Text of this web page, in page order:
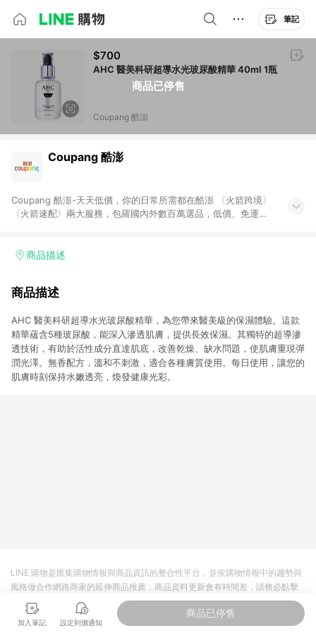
筆記
商品已停售
$700
AHC 醫美科研超導水光玻尿酸精華 40ml 1瓶
Coupang 酷澎
Coupang 酷澎
Coupang 酷澎-天天低價，你的日常所需都在酷澎 〈火箭跨境〉
〈火箭速配〉兩大服務，包羅國內外數百萬選品，低價、免運，
加入WOW會員告別湊免運，火箭速配、火箭跨境優質選品不限金
商品描述
商品描述
AHC 醫美科研超導水光玻尿酸精華，為您帶來醫美級的保濕體驗。這款
精華蘊含5種玻尿酸，能深入滲透肌膚，提供長效保濕。其獨特的超導滲
透技術，有助於活性成分直達肌底，改善乾燥、缺水問題，使肌膚重現彈
潤光澤。無香配方，溫和不刺激，適合各種膚質使用。每日使用，讓您的
肌膚時刻保持水嫩透亮，煥發健康光彩。
加入筆記 設定到價通知
商品已停售
LINE 購物是匯集購物情報與商品資訊的整合性平台，並依購物情報中的趨勢與
風格做合作網路商家的延伸商品推薦，商品資料更新會有時間差，請務必點擊
商品至各合作網路商家，確認現售價與購物條件，一切資訊以合作廠商網頁為
準。